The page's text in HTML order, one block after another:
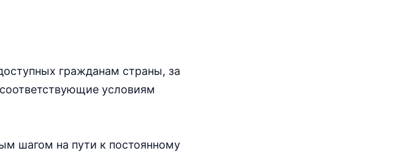
гражданам страны, за
условиям
шагом на пути к постоянному